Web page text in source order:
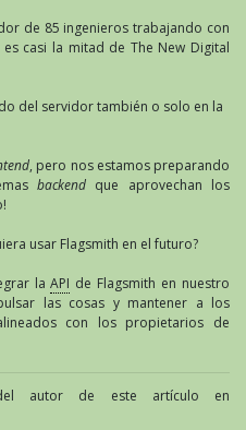
de 85 ingenieros trabajando con
casi la mitad de The New Digital
del servidor también o solo en la
, pero nos estamos preparando
backendque aprovechan los
usar Flagsmith en el futuro?
laAPI de Flagsmith en nuestro
las cosas y mantener a los
con los propietarios de
autor de este artículo en